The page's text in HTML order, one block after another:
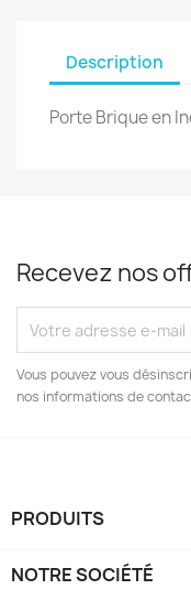
Description
Porte Brique en
Recevez nos
Vous pouvez vous
nos informations de
PRODUITS
NOTRE SOCIÉTÉ